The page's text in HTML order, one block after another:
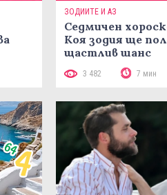
ЗОДИИТЕ И АЗ
Седмичен
Коя зодия ще
щастлив шанс
3 482 7 мин